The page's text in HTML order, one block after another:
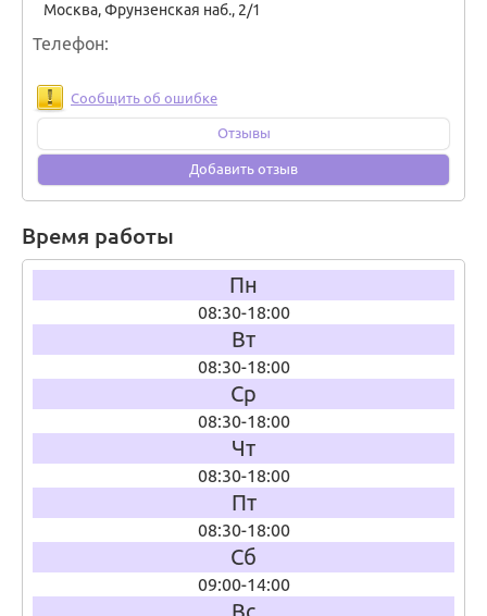
Москва,Фрунзенская наб., 2/1
Телефон
Сообщить об ошибке
Отзывы
Добавить отзыв
Время работы
Пн
08:30-18:00
Вт
08:30-18:00
Ср
08:30-18:00
Чт
08:30-18:00
Пт
08:30-18:00
Сб
09:00-14:00